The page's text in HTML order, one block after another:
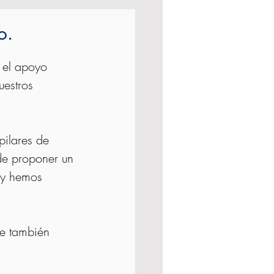
apoyo
de
proponer un
hemos
también